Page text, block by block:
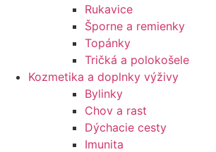
Rukavice
Šporne a remienky
Topánky
Tričká a polokošele
Kozmetika a doplnky výživy
Bylinky
Chov a rast
Dýchacie cesty
Imunita